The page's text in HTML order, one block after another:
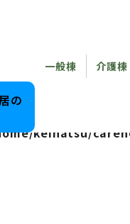
の
一般棟 介護棟
/home/keihatsu/
keihatsu/